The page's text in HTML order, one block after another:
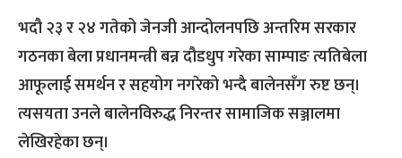
भदौ २३ र २४ गतेको जेनजी आन्दोलनपछि अन्तरिम सरकार
गठनका बेला प्रधानमन्त्री बन्न दौडधुप गरेका साम्पाङ त्यतिबेला
आफूलाई समर्थन र सहयोग नगरेको भन्दै बालेनसँग रुष्ट छन्।
त्यसयता उनले बालेनविरुद्ध निरन्तर सामाजिक सञ्जालमा
लेखिरहेका छन्।